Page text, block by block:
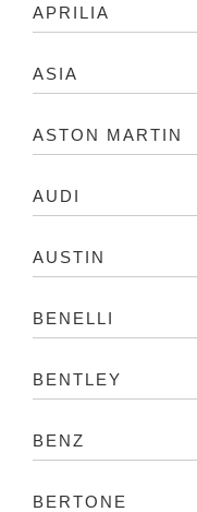
APRILIA
ASIA
ASTON MARTIN
AUDI
AUSTIN
BENELLI
BENTLEY
BENZ
BERTONE